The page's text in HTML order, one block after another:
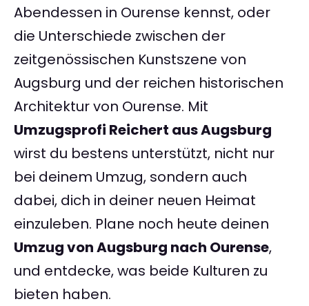
Abendessen in Ourense kennst, oder
die Unterschiede zwischen der
zeitgenössischen Kunstszene von
Augsburg und der reichen historischen
Architektur von Ourense. Mit
Umzugsprofi Reichert aus Augsburg
wirst du bestens unterstützt, nicht nur
bei deinem Umzug, sondern auch
dabei, dich in deiner neuen Heimat
einzuleben. Plane noch heute deinen
Umzug von Augsburg nach Ourense,
und entdecke, was beide Kulturen zu
bieten haben.